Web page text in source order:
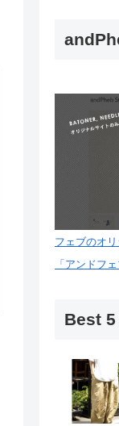
フェブのオ
「アンドフ
Best 5